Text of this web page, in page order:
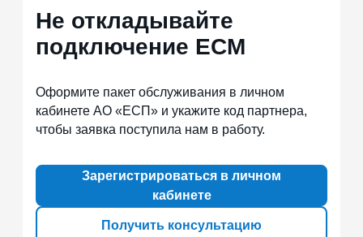
Не откладывайте
подключение ЕСМ
Оформите пакет обслуживания в личном
кабинете АО «ЕСП» и укажите код партнера,
чтобы заявка поступила нам в работу.
Зарегистрироваться в личном
кабинете
Получить консультацию